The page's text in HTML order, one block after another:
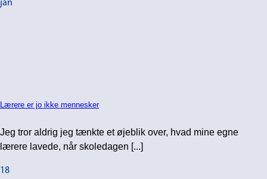
jan
Lærere er jo ikke mennesker
Jeg tror aldrig jeg tænkte et øjeblik over, hvad mine egne
lærere lavede, når skoledagen [...]
18